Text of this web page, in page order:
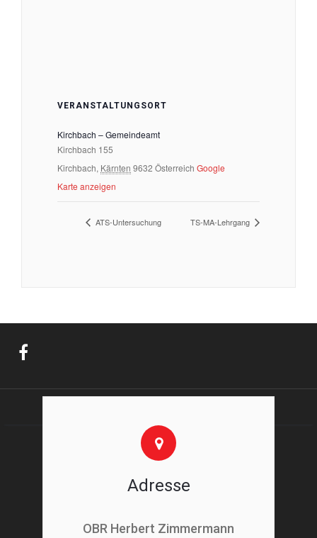
VERANSTALTUNGSORT
Kirchbach – Gemeindeamt
Kirchbach 155
Kirchbach, Kärnten 9632 Österreich Google
Karte anzeigen
ATS-Untersuchung TS-MA-Lehrgang
Adresse
OBR Herbert Zimmermann